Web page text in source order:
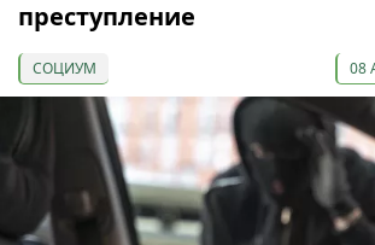
преступление
СОЦИУМ 08